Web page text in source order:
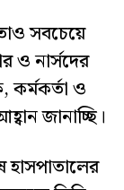
সবচেয়ে
ও নার্সদের
ও
জানাচ্ছি।
হাসপাতালের